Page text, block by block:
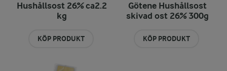
Hushållsost 26% ca2.2
kg
KÖP PRODUKT
Götene Hushållsost
skivad ost 26% 300g
KÖP PRODUKT